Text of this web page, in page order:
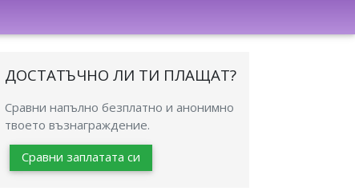
ДОСТАТЪЧНО ЛИ ТИ ПЛАЩАТ?
Сравни напълно безплатно и анонимно
твоето възнаграждение.
Сравни заплатата си